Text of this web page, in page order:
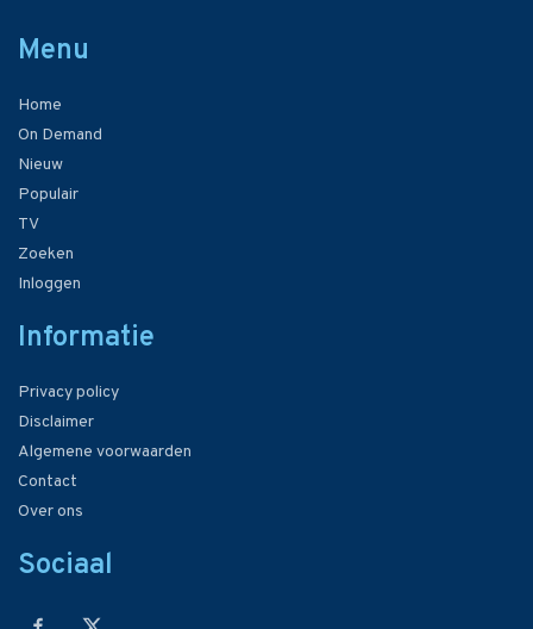
Menu
Home
On Demand
Nieuw
Populair
TV
Zoeken
Inloggen
Informatie
Privacy policy
Disclaimer
Algemene voorwaarden
Contact
Over ons
Sociaal